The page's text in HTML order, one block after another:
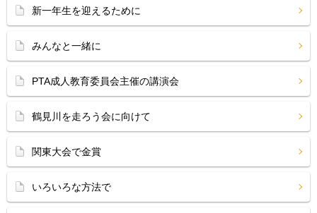
新一年生を迎えるために
みんなと一緒に
PTA成人教育委員会主催の講演会
鶴見川を走ろう会に向けて
関東大会で金賞
いろいろな方法で